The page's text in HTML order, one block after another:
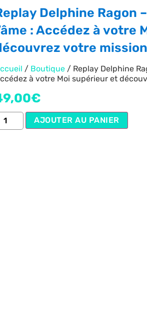
Delphine Ragon
: Accédez à votre
votre mission
/ Boutique / Replay Delphine
à votre Moi supérieur et
€
AJOUTER AU PANIER